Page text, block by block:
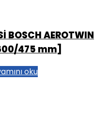
BOSCH AEROTWIN
475 mm]
oku